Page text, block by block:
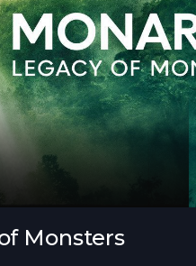
Monsters